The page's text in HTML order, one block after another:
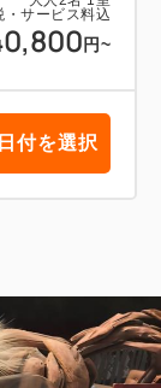
・サービス料込
円~
日付を選択